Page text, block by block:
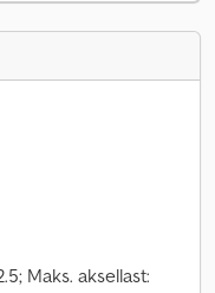
Maks. aksellast: